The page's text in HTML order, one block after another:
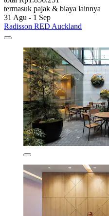
termasuk pajak & biaya lainnya
31 Agu - 1 Sep
Radisson RED Auckland